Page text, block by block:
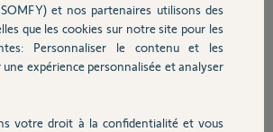
Arkadi Plus 1500 watts x 1
Arkadi Plus 1000 watts x 2
pouvoir contrôler ces radiateurs à
ou une Interface connectée (Wi-Fi)
et nos partenaires utilisons des
que les cookies sur notre site pour les
Personnaliser le contenu et les
expérience personnalisée et analyser
votre droit à la confidentialité et vous